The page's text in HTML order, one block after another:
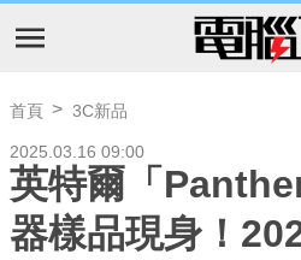
首頁 3C新品
2025.03.16 09:00
英特爾「
器樣品現身！